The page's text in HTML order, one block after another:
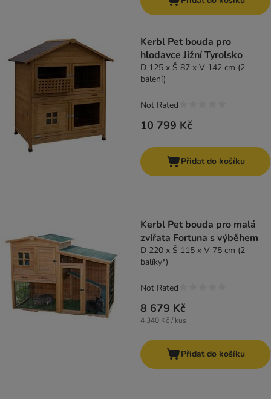
Kerbl Pet bouda pro
hlodavce Jižní Tyrolsko
D 125 x Š 87 x V 142 cm (2
balení)
10 799 Kč
Not Rated
Přidat do košíku
Kerbl Pet bouda pro malá
zvířata Fortuna s výběhem
D 220 x Š 115 x V 75 cm (2
balíky*)
8 679 Kč
4 340 Kč / kus
Not Rated
Přidat do košíku